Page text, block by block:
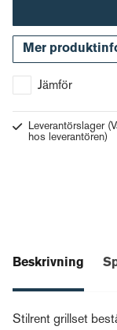
Mer
Jämför
Leverantörslager
hos leverantören)
Beskrivning
Stilrent grillset